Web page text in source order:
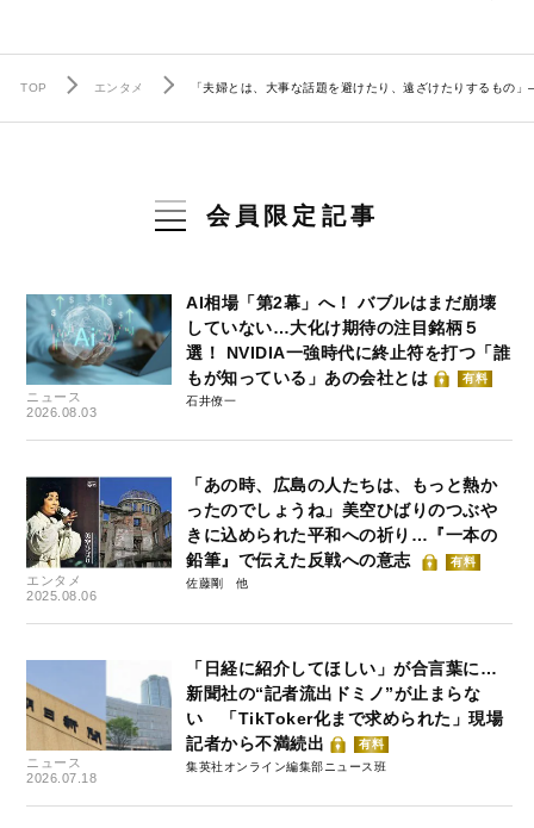
TOP エンタメ 「夫婦とは、大事な話題を避けたり、遠ざけたりするも
会員限定記事
ニュース
2026.08.03
AI相場「第2幕」へ！ バブルはまだ崩壊
していない…大化け期待の注目銘柄５
選！ NVIDIA一強時代に終止符を打つ「誰
もが知っている」あの会社とは
有料
石井僚一
エンタメ
2025.08.06
「あの時、広島の人たちは、もっと熱か
ったのでしょうね」美空ひばりのつぶや
きに込められた平和への祈り…『一本の
鉛筆』で伝えた反戦への意志
有料
佐藤剛
ニュース
2026.07.18
「日経に紹介してほしい」が合言葉に…
新聞社の“記者流出ドミノ”が止まらな
い 「TikToker化まで求められた」現場
記者から不満続出
有料
集英社オンライン編集部ニュース班